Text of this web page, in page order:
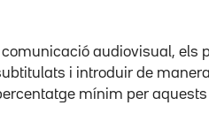
audiovisual, els
i introduir de
mínim per